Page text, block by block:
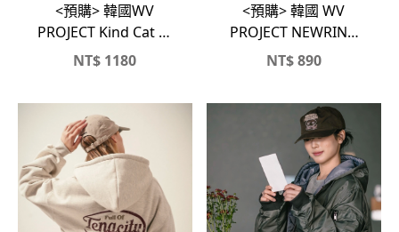
<預購> 韓國WV
PROJECT Kind Cat 高
磅刷毛帽T
NT$ 1180
<預購> 韓國 WV
PROJECT NEWRING
短版寬鬆大學T
NT$890